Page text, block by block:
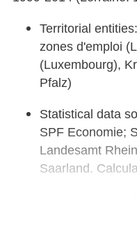
Territorial
zones d'emploi
(Luxembourg),
Pfalz)
Statistical data
SPF Economie;
Landesamt
Saarland.
Geodata